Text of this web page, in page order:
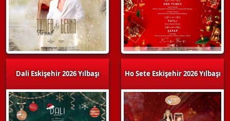
Dali Eskişehir 2026 Yılbaşı Ho Sete Eskişehir 2026 Yılbaşı